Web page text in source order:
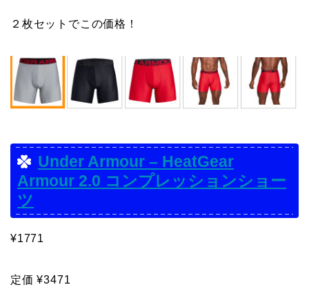
２枚セットでこの価格！
Under Armour – HeatGear
Armour 2.0 コンプレッションショー
ツ
¥1771
定価 ¥3471